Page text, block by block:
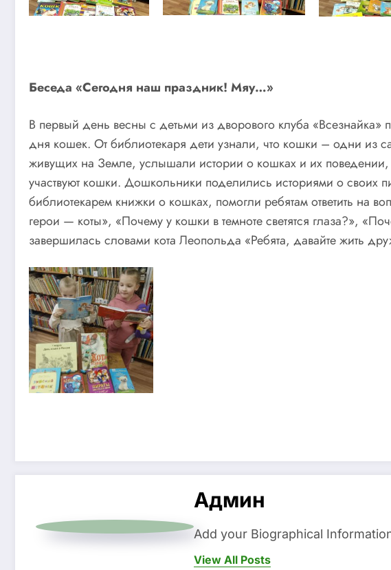
Беседа «Сегодня наш праздник! Мяу…»
В первый день весны с детьми из дворового клуба «Всезнайка»
дня кошек. От библиотекаря дети узнали, что кошки – одни из
живущих на Земле, услышали истории о кошках и их поведении,
участвуют кошки. Дошкольники поделились историями о своих
библиотекарем книжки о кошках, помогли ребятам ответить на
герои — коты», «Почему у кошки в темноте светятся глаза?»,
завершилась словами кота Леопольда «Ребята, давайте жить
Админ
Add your Biographical
View All Posts